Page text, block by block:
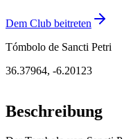
Dem Club beitreten
Tómbolo de Sancti Petri
36.37964, -6.20123
Beschreibung